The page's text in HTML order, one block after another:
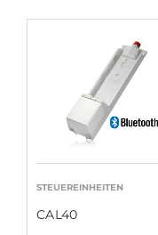
STEUEREINHEITEN
CAL40